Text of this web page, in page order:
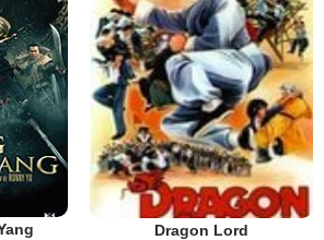
Dragon Lord